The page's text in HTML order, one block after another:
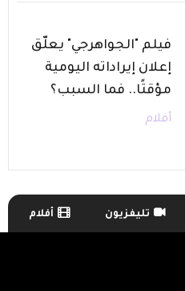
فيلم "الجواهرجي" يعلّق
إعلان إيراداته اليومية
مؤقتًا.. فما السبب؟
أفلام
TV Guide Menu
تليفزيون أفلام